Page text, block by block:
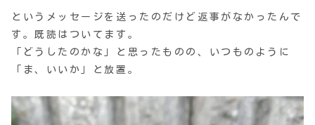
というメッセージを送ったのだけど返事がなかったんで
す。既読はついてます。
「どうしたのかな」と思ったものの、いつものように
「ま、いいか」と放置。